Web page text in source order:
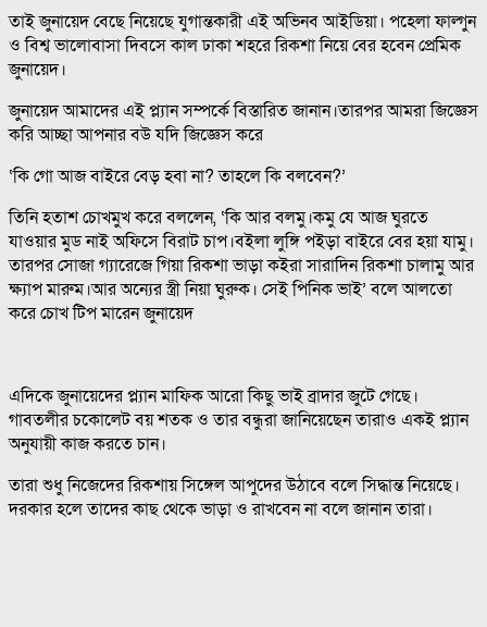
তাই জুনায়েদ বেছে নিয়েছে যুগান্তকারী এই অভিনব আইডিয়া। পহেলা ফাল্গুন
ও বিশ্ব ভালোবাসা দিবসে কাল ঢাকা শহরে রিকশা নিয়ে বের হবেন প্রেমিক
জুনায়েদ।
জুনায়েদ আমাদের এই প্ল্যান সম্পর্কে বিস্তারিত জানান।তারপর আমরা জিজ্ঞেস
করি আচ্ছা আপনার বউ যদি জিজ্ঞেস করে
‘কি গো আজ বাইরে বেড় হবা না? তাহলে কি বলবেন?’
তিনি হতাশ চোখমুখ করে বললেন, ‘কি আর বলমু।কমু যে আজ ঘুরতে
যাওয়ার মুড নাই অফিসে বিরাট চাপ।বইলা লুঙ্গি পইড়া বাইরে বের হয়া যামু।
তারপর সোজা গ্যারেজে গিয়া রিকশা ভাড়া কইরা সারাদিন রিকশা চালামু আর
ক্ষ্যাপ মারুম।আর অন্যের স্ত্রী নিয়া ঘুরুক। সেই পিনিক ভাই’ বলে আলতো
করে চোখ টিপ মারেন জুনায়েদ
এদিকে জুনায়েদের প্ল্যান মাফিক আরো কিছু ভাই ব্রাদার জুটে গেছে।
গাবতলীর চকোলেট বয় শতক ও তার বন্ধুরা জানিয়েছেন তারাও একই প্ল্যান
অনুযায়ী কাজ করতে চান।
তারা শুধু নিজেদের রিকশায় সিঙ্গেল আপুদের উঠাবে বলে সিদ্ধান্ত নিয়েছে।
দরকার হলে তাদের কাছ থেকে ভাড়া ও রাখবেন না বলে জানান তারা।